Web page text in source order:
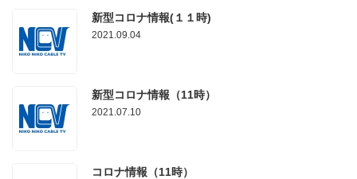
新型コロナ情報(１１時)
2021.09.04
新型コロナ情報（11時）
2021.07.10
コロナ情報（11時）